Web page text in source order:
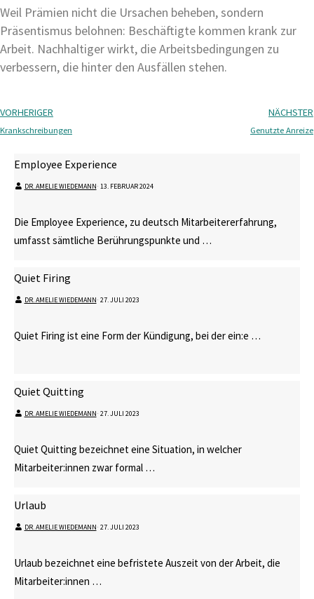
Weil Prämien nicht die Ursachen beheben, sondern
Präsentismus belohnen: Beschäftigte kommen krank zur
Arbeit. Nachhaltiger wirkt, die Arbeitsbedingungen zu
verbessern, die hinter den Ausfällen stehen.
VORHERIGER
Krankschreibungen
NÄCHSTER
Genutzte Anreize
Employee Experience
DR. AMELIE WIEDEMANN⋅ 13. FEBRUAR 2024
Die Employee Experience, zu deutsch Mitarbeitererfahrung,
umfasst sämtliche Berührungspunkte und …
Quiet Firing
DR. AMELIE WIEDEMANN⋅ 27. JULI 2023
Quiet Firing ist eine Form der Kündigung, bei der ein:e …
Quiet Quitting
DR. AMELIE WIEDEMANN⋅ 27. JULI 2023
Quiet Quitting bezeichnet eine Situation, in welcher
Mitarbeiter:innen zwar formal …
Urlaub
DR. AMELIE WIEDEMANN⋅ 27. JULI 2023
Urlaub bezeichnet eine befristete Auszeit von der Arbeit, die
Mitarbeiter:innen …